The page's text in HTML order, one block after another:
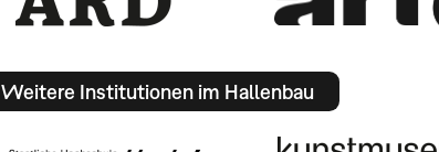
Weitere Institutionen im Hallenbau